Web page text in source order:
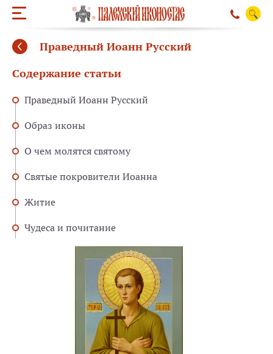
Праведный Иоанн Русский
Содержание статьи
Праведный Иоанн Русский
Образ иконы
О чем молятся святому
Святые покровители Иоанна
Житие
Чудеса и почитание